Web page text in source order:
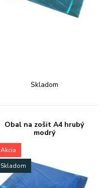
Skladom
Obal na zošit A4 hrubý
modrý
Akcia
Skladom